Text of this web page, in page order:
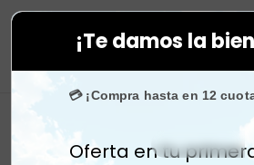
¡Te damos la
💳 ¡Compra hasta en 12
Activar sonido
Oferta en tu
tus compras. ⚡ Compra